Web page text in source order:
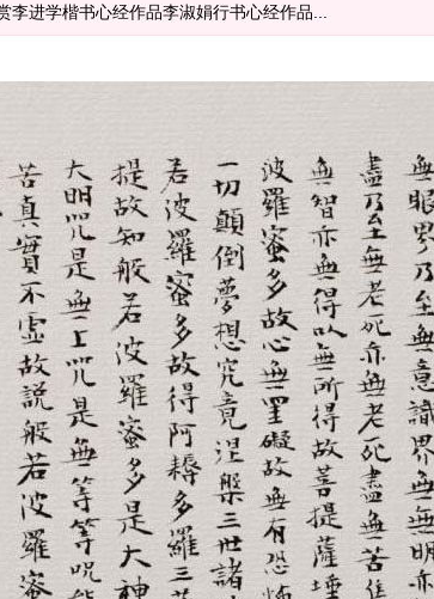
进学楷书心经作品李淑娟行书心经作品...